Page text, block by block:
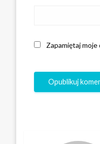
Zapamiętaj